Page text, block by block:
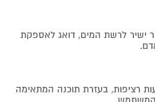
ישיר לרשת המים, דואג לאספקת
לעבודה של 80 שעות רציפות, בעזרת תוכנה המתאימה